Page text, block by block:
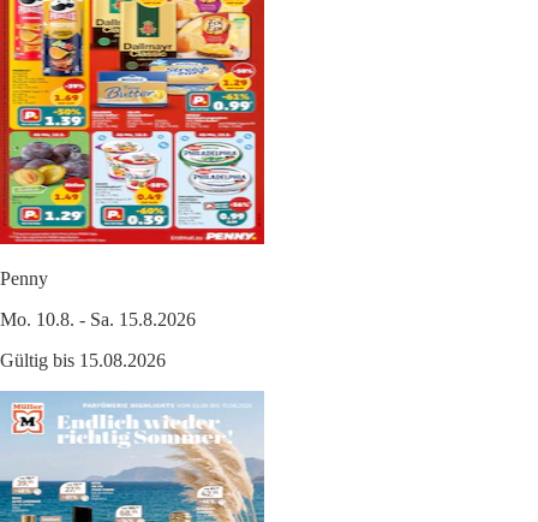
Penny
Mo. 10.8. - Sa. 15.8.2026
Gültig bis 15.08.2026